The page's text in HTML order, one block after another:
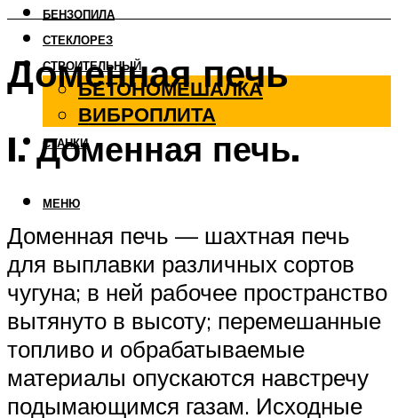
БЕНЗОПИЛА
СТЕКЛОРЕЗ
СТРОИТЕЛЬНЫЙ
БЕТОНОМЕШАЛКА
ВИБРОПЛИТА
СТАНКИ
МЕНЮ
Доменная печь
I. Доменная печь.
Доменная печь — шахтная печь
для выплавки различных сортов
чугуна; в ней рабочее пространство
вытянуто в высоту; перемешанные
топливо и обрабатываемые
материалы опускаются навстречу
подымающимся газам. Исходные